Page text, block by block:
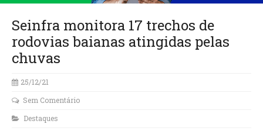
Seinfra monitora 17 trechos de
rodovias baianas atingidas pelas
chuvas
25/12/21
Sem Comentário
Destaques